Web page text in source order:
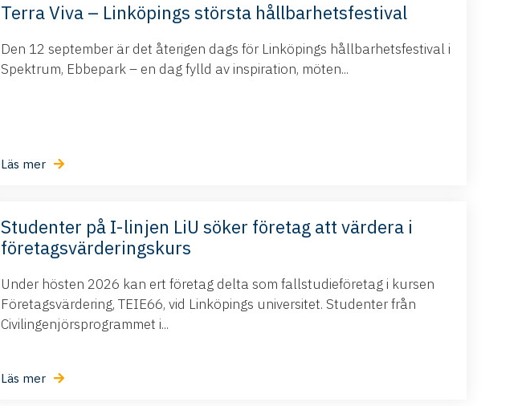
Terra Viva – Linköpings största hållbarhetsfestival
Den 12 september är det återigen dags för Linköpings hållbarhetsfestival i
Spektrum, Ebbepark – en dag fylld av inspiration, möten...
Läs mer
Studenter på I-linjen LiU söker företag att värdera i
företagsvärderingskurs
Under hösten 2026 kan ert företag delta som fallstudieföretag i kursen
Företagsvärdering, TEIE66, vid Linköpings universitet. Studenter från
Civilingenjörsprogrammet i...
Läs mer